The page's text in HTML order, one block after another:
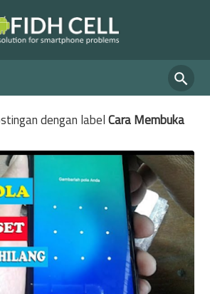
dengan labelCara Membuka